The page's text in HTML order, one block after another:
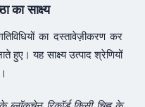
का साक्ष्य
का दस्तावेज़ीकरण कर
हुए। यह साक्ष्य उत्पाद श्रेणियों